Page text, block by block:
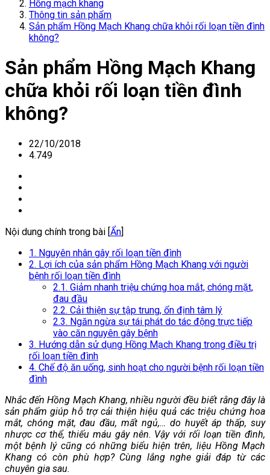
Hồng mạch khang
Thông tin sản phẩm
Sản phẩm Hồng Mạch Khang chữa khỏi rối loạn tiền đình
không?
Sản phẩm Hồng Mạch Khang
chữa khỏi rối loạn tiền đình
không?
22/10/2018
4.749
Nội dung chính trong bài [Ẩn]
1. Nguyên nhân gây rối loạn tiền đình
2. Lợi ích của sản phẩm Hồng Mạch Khang với người
bệnh rối loạn tiền đình
2.1. Giảm nhanh triệu chứng hoa mắt, chóng mặt,
đau đầu
2.2. Cải thiện sự tập trung, ổn định tâm lý
2.3. Ngăn ngừa sự tái phát do tác động trực tiếp
vào căn nguyên gây bệnh
3. Hướng dẫn sử dụng Hồng Mạch Khang trong điều trị
rối loạn tiền đình
4. Chế độ ăn uống, sinh hoạt cho người bệnh rối loạn tiền
đình
Nhắc đến Hồng Mạch Khang, nhiều người đều biết rằng đây là
sản phẩm giúp hỗ trợ cải thiện hiệu quả các triệu chứng hoa
mắt, chóng mặt, đau đầu, mất ngủ,… do huyết áp thấp, suy
nhược cơ thể, thiếu máu gây nên. Vậy với rối loạn tiền đình,
một bệnh lý cũng có những biểu hiện trên, liệu Hồng Mạch
Khang có còn phù hợp? Cùng lắng nghe giải đáp từ các
chuyên gia sau.